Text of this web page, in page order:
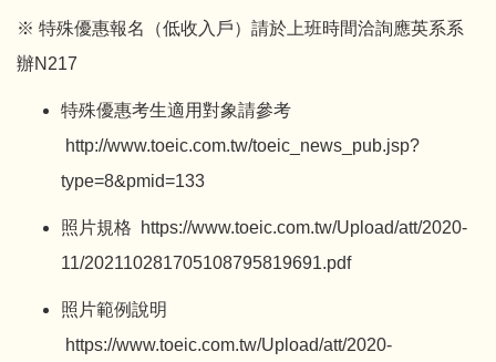
※ 特殊優惠報名（低收入戶）請於上班時間洽詢應英系系
辦N217
特殊優惠考生適用對象請參考
http://www.toeic.com.tw/toeic_news_pub.jsp?
type=8&pmid=133
照片規格
https://www.toeic.com.tw/Upload/att/2020-
11/202110281705108795819691.pdf
照片範例說明
https://www.toeic.com.tw/Upload/att/2020-